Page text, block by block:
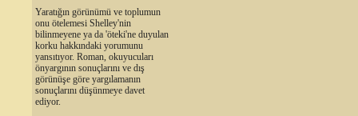
Yaratığın görünümü ve toplumun
onu ötelemesi Shelley'nin
bilinmeyene ya da 'öteki'ne duyulan
korku hakkındaki yorumunu
yansıtıyor. Roman, okuyucuları
önyargının sonuçlarını ve dış
görünüşe göre yargılamanın
sonuçlarını düşünmeye davet
ediyor.